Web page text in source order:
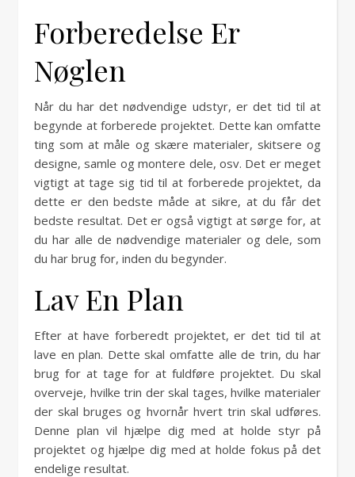
Forberedelse Er
Nøglen
Når du har det nødvendige udstyr, er det tid til at
begynde at forberede projektet. Dette kan omfatte
ting som at måle og skære materialer, skitsere og
designe, samle og montere dele, osv. Det er meget
vigtigt at tage sig tid til at forberede projektet, da
dette er den bedste måde at sikre, at du får det
bedste resultat. Det er også vigtigt at sørge for, at
du har alle de nødvendige materialer og dele, som
du har brug for, inden du begynder.
Lav En Plan
Efter at have forberedt projektet, er det tid til at
lave en plan. Dette skal omfatte alle de trin, du har
brug for at tage for at fuldføre projektet. Du skal
overveje, hvilke trin der skal tages, hvilke materialer
der skal bruges og hvornår hvert trin skal udføres.
Denne plan vil hjælpe dig med at holde styr på
projektet og hjælpe dig med at holde fokus på det
endelige resultat.